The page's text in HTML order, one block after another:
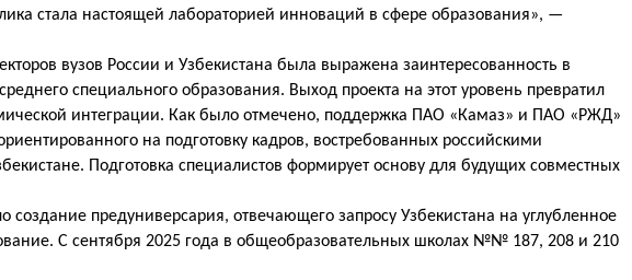
стала настоящей лабораторией инноваций в сфере образования», —
вузов России и Узбекистана была выражена заинтересованность в
специального образования. Выход проекта на этот уровень превратил
интеграции. Как было отмечено, поддержка ПАО «Камаз» и ПАО «РЖД»
на подготовку кадров, востребованных российскими
Подготовка специалистов формирует основу для будущих совместных
предуниверсария, отвечающего запросу Узбекистана на углубленное
С сентября 2025 года в общеобразовательных школах №№ 187, 208 и 210